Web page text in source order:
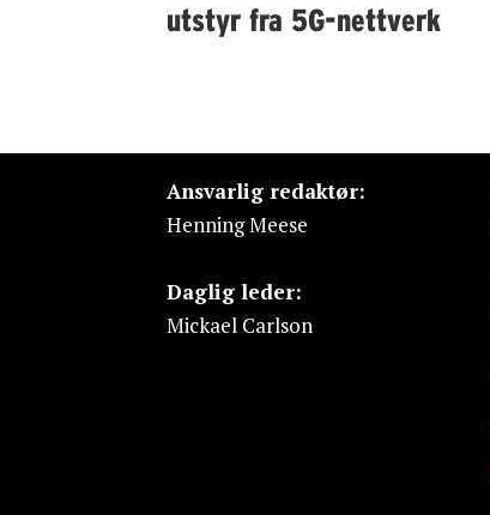
utstyr fra 5G-nettverk
Ansvarlig redaktør:
Henning Meese
Daglig leder:
Mickael Carlson